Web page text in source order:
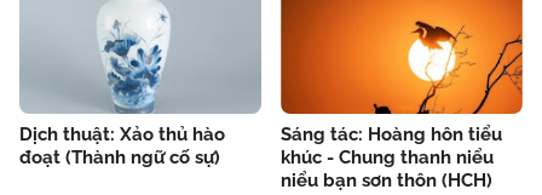
Dịch thuật: Xảo thủ hào
đoạt (Thành ngữ cố sự)
Sáng tác: Hoàng hôn tiểu
khúc - Chung thanh niểu
niểu bạn sơn thôn (HCH)